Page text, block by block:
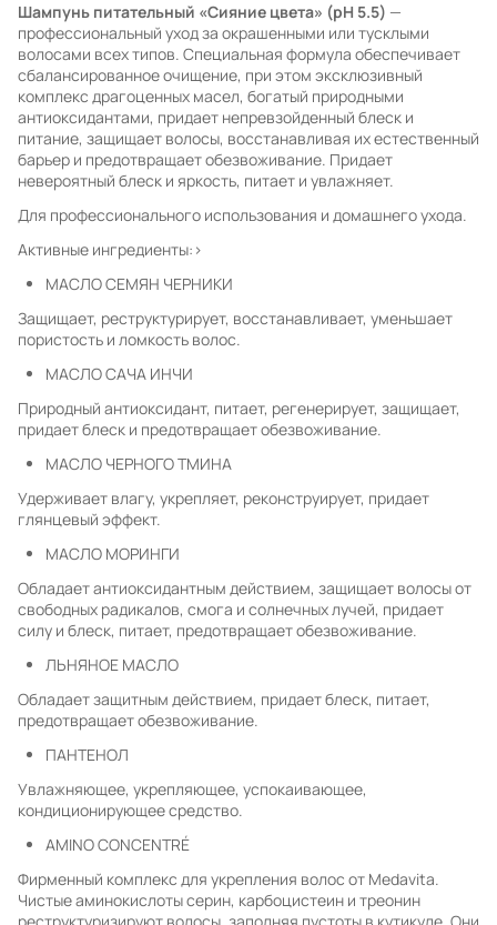
Шампунь питательный «Сияние цвета» (pH 5.5) —
профессиональный уход за окрашенными или тусклыми
волосами всех типов. Специальная формула обеспечивает
сбалансированное очищение, при этом эксклюзивный
комплекс драгоценных масел, богатый природными
антиоксидантами, придает непревзойденный блеск и
питание, защищает волосы, восстанавливая их естественный
барьер и предотвращает обезвоживание. Придает
невероятный блеск и яркость, питает и увлажняет.
Для профессионального использования и домашнего ухода.
Активные ингредиенты:>
МАСЛО СЕМЯН ЧЕРНИКИ
Защищает, реструктурирует, восстанавливает, уменьшает
пористость и ломкость волос.
МАСЛО САЧА ИНЧИ
Природный антиоксидант, питает, регенерирует, защищает,
придает блеск и предотвращает обезвоживание.
МАСЛО ЧЕРНОГО ТМИНА
Удерживает влагу, укрепляет, реконструирует, придает
глянцевый эффект.
МАСЛО МОРИНГИ
Обладает антиоксидантным действием, защищает волосы от
свободных радикалов, смога и солнечных лучей, придает
силу и блеск, питает, предотвращает обезвоживание.
ЛЬНЯНОЕ МАСЛО
Обладает защитным действием, придает блеск, питает,
предотвращает обезвоживание.
ПАНТЕНОЛ
Увлажняющее, укрепляющее, успокаивающее,
кондиционирующее средство.
AMINO CONCENTRÉ
Фирменный комплекс для укрепления волос от Medavita.
Чистые аминокислоты серин, карбоцистеин и треонин